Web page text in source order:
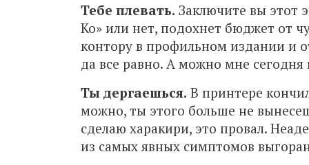
Тебе плевать. Заключите вы этот
Ко» или нет, подохнет бюджет от
контору в профильном издании и
да все равно. А можно мне
Ты дергаешься. В принтере
можно, ты этого больше не
сделаю харакири, это провал.
из самых явных симптомов